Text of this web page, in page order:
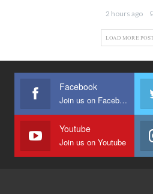
2 hours ago
LOAD MORE
Facebook
Join us on Facebook
Youtube
Join us on Youtube